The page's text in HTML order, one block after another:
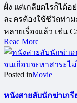
ฝั่ง แต่เกลียดไรก็ได้อ
ละครต้องใช้ชีวิตท่า
หลายเรื่องแล้ว เช่น
Read More
Posted inMovie
หนังสายลับนักฆ่าเกรี